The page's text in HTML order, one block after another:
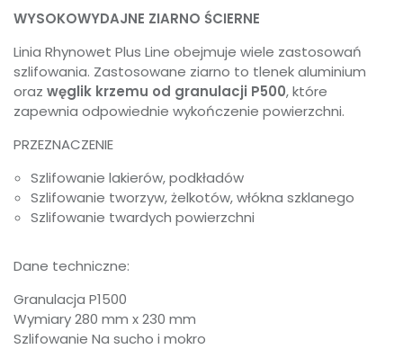
WYSOKOWYDAJNE ZIARNO ŚCIERNE
Linia Rhynowet Plus Line obejmuje wiele zastosowań
szlifowania. Zastosowane ziarno to tlenek aluminium
oraz węglik krzemu od granulacji P500, które
zapewnia odpowiednie wykończenie powierzchni.
PRZEZNACZENIE
Szlifowanie lakierów, podkładów
Szlifowanie tworzyw, żelkotów, włókna szklanego
Szlifowanie twardych powierzchni
Dane techniczne:
Granulacja P1500
Wymiary 280 mm x 230 mm
Szlifowanie Na sucho i mokro